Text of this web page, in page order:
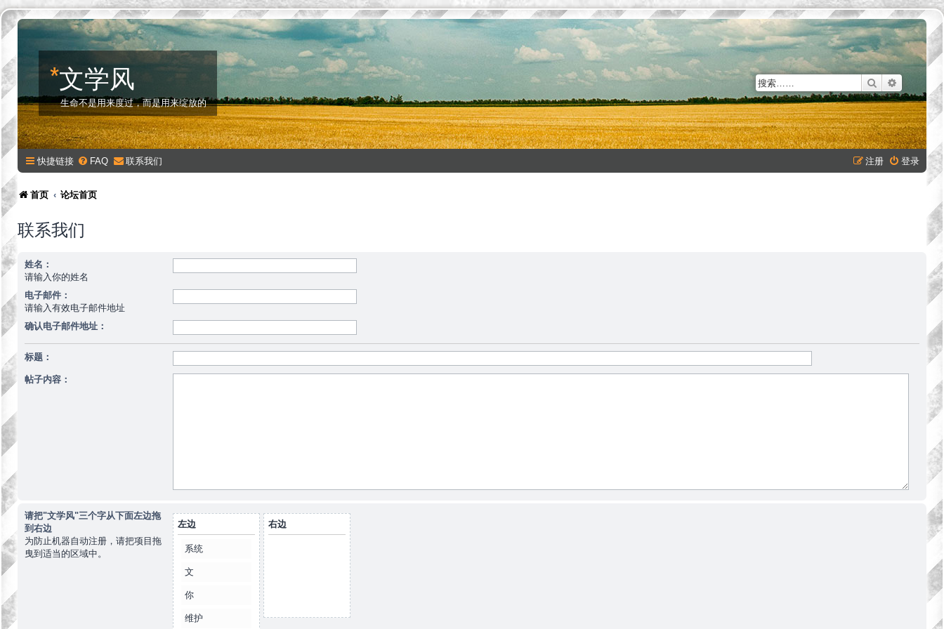
*文学风
生命不是用来度过，而是用来绽放的
搜索
快捷链接 FAQ 联系我们 登录
注册
首页 论坛首页
联系我们
姓名：
请输入你的姓名
电子邮件：
请输入有效电子邮件地址
确认电子邮件地址：
标题：
帖子内容：
请把"文学风"三个字从下面左边拖
到右边
为防止机器自动注册，请把项目拖
曳到适当的区域中。
左边
系统
文
你
维护
右边